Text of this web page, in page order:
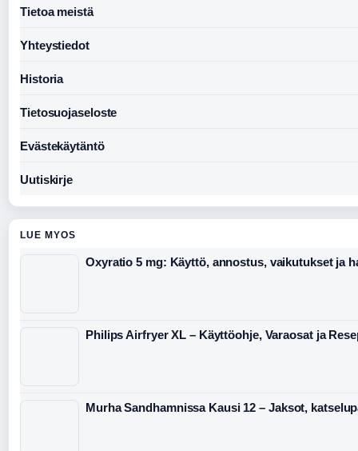
Tietoa meistä
Yhteystiedot
Historia
Tietosuojaseloste
Evästekäytäntö
Uutiskirje
LUE MYOS
Oxyratio 5 mg: Käyttö, annostus, vaikutukset ja
Philips Airfryer XL – Käyttöohje, Varaosat ja
Murha Sandhamnissa Kausi 12 – Jaksot,